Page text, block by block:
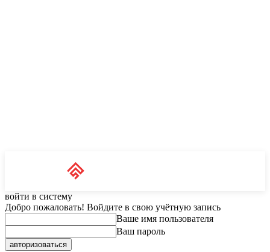
войти в систему
Добро пожаловать! Войдите в свою учётную запись
Ваше имя пользователя
Ваш пароль